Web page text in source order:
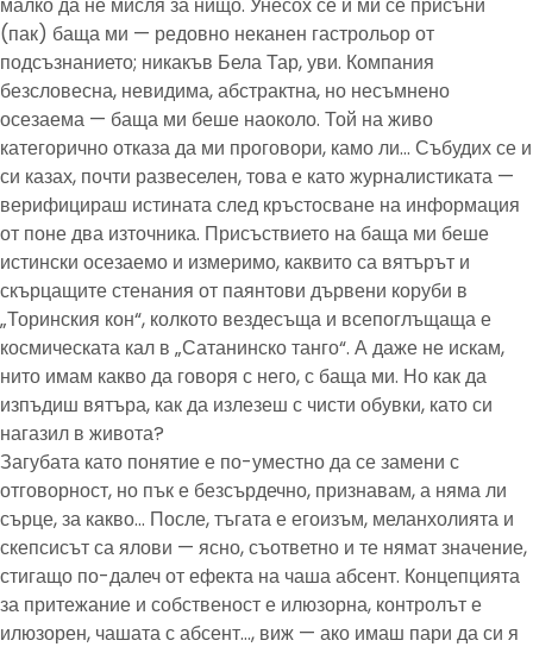
(пак) баща ми — редовно неканен гастрольор от
подсъзнанието; никакъв Бела Тар, уви. Компания
безсловесна, невидима, абстрактна, но несъмнено
осезаема — баща ми беше наоколо. Той на живо
категорично отказа да ми проговори, камо ли… Събудих се и
си казах, почти развеселен, това е като журналистиката —
верифицираш истината след кръстосване на информация
от поне два източника. Присъствието на баща ми беше
истински осезаемо и измеримо, каквито са вятърът и
скърцащите стенания от паянтови дървени коруби в
„Торинския кон“, колкото вездесъща и всепоглъщаща е
космическата кал в „Сатанинско танго“. А даже не искам,
нито имам какво да говоря с него, с баща ми. Но как да
изпъдиш вятъра, как да излезеш с чисти обувки, като си
нагазил в живота?
Загубата като понятие е по-уместно да се замени с
отговорност, но пък е безсърдечно, признавам, а няма ли
сърце, за какво… После, тъгата е егоизъм, меланхолията и
скепсисът са ялови — ясно, съответно и те нямат значение,
стигащо по-далеч от ефекта на чаша абсент. Концепцията
за притежание и собственост е илюзорна, контролът е
илюзорен, чашата с абсент…, виж — ако имаш пари да си я